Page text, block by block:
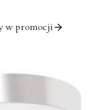
w promocji